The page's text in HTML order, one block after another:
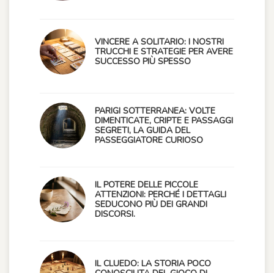
VINCERE A SOLITARIO: I NOSTRI
TRUCCHI E STRATEGIE PER AVERE
SUCCESSO PIÙ SPESSO
PARIGI SOTTERRANEA: VOLTE
DIMENTICATE, CRIPTE E PASSAGGI
SEGRETI, LA GUIDA DEL
PASSEGGIATORE CURIOSO
IL POTERE DELLE PICCOLE
ATTENZIONI: PERCHÉ I DETTAGLI
SEDUCONO PIÙ DEI GRANDI
DISCORSI.
IL CLUEDO: LA STORIA POCO